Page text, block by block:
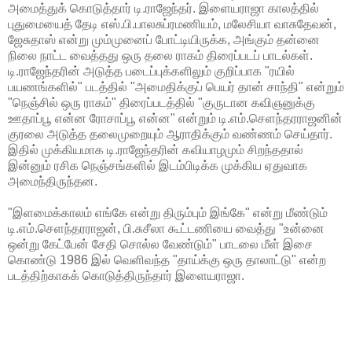
அமைத்துக் கொடுத்தார் டி.ராஜேந்தர். இளையராஜா காலத்தில்
புதுமையைத் தேடி எஸ்.பி.பாலசுப்ரமணியம், மலேசியா வாசுதேவன்,
ஜேசுதாஸ் என்று மும்முனைப் போட்டியிருக்க, அங்கும் தன்னை
நிலை நாட்ட வைத்தது ஒரு தலை ராகம் திரைப்படப் பாடல்கள்.
டி.ராஜேந்தரின் அடுத்த படைப்புக்களிலும் குறிப்பாக "ரயில்
பயணங்களில்" படத்தில் "அமைதிக்குப் பெயர் தான் சாந்தி" என்றும்
"நெஞ்சில் ஒரு ராகம்" திரைப்படத்தில் "குருடான கவிஞனுக்கு
ஊதாப்பூ என்ன ரோசாப்பூ என்ன" என்றும் டி.எம்.செளந்தரராஜனின்
குரலை அடுத்த தலைமுறையும் ஆராதிக்கும் வண்ணம் செய்தார்.
இதில் முக்கியமாக டி.ராஜேந்தரின் கவியாழமும் சிறந்ததால்
இன்னும் ரசிக நெஞ்சங்களில் இடம்பிடிக்க முக்கிய ஏதுவாக
அமைந்திருந்தன.
"இளமைக்காலம் எங்கே என்று திரும்பும் இங்கே" என்று மீண்டும்
டி.எம்.செளந்தரராஜன், பி.சுசீலா கூட்டணியை வைத்து "உன்னை
ஒன்று கேட்பேன் சேதி சொல்ல வேண்டும்" பாடலை மீள் இசை
கொண்டு 1986 இல் வெளிவந்த "தாய்க்கு ஒரு தாலாட்டு" என்ற
படத்திற்காகக் கொடுத்திருந்தார் இளையராஜா.